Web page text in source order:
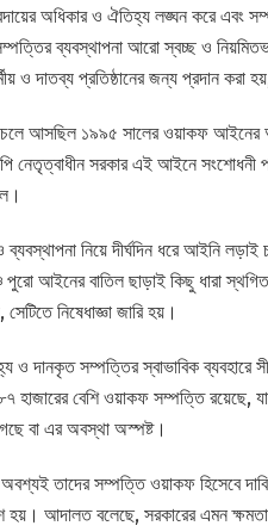
অধিকার ও ঐতিহ্য লঙ্ঘন করে এবং
ব্যবস্থাপনা আরো স্বচ্ছ ও
ও দাতব্য প্রতিষ্ঠানের জন্য প্রদান
চলে আসছিল ১৯৯৫ সালের ওয়াকফ
নেতৃত্বাধীন সরকার এই আইনে
নিয়ে দীর্ঘদিন ধরে আইনি
পুরো আইনের বাতিল ছাড়াই কিছু ধারা
নিষেধাজ্ঞা জারি হয়।
দানকৃত সম্পত্তির স্বাভাবিক ব্যবহারে
বেশি ওয়াকফ সম্পত্তি রয়েছে,
বা এর অবস্থা অস্পষ্ট।
তাদের সম্পত্তি ওয়াকফ হিসেবে
হয়। আদালত বলেছে, সরকারের এমন ক্ষমতা